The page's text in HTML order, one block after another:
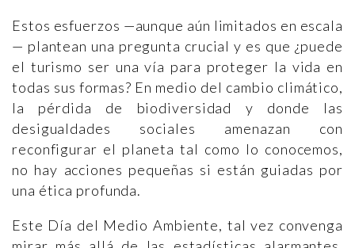
Estos esfuerzos —aunque aún limitados en escala
— plantean una pregunta crucial y es que ¿puede
el turismo ser una vía para proteger la vida en
todas sus formas? En medio del cambio climático,
la pérdida de biodiversidad y donde las
desigualdades sociales amenazan con
reconfigurar el planeta tal como lo conocemos,
no hay acciones pequeñas si están guiadas por
una ética profunda.
Este Día del Medio Ambiente, tal vez convenga